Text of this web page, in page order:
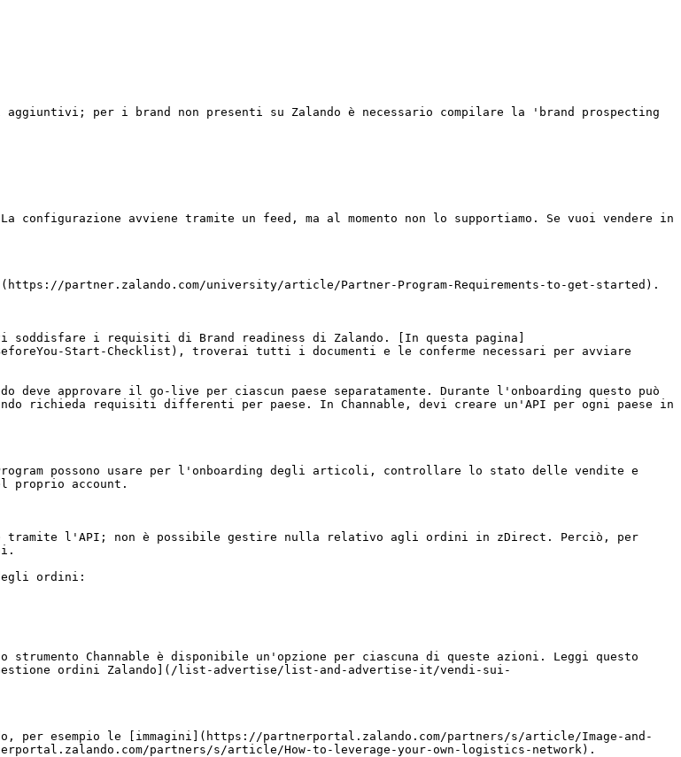
per i brand non presenti su Zalando è necessario compilare la 'brand prospecting
avviene tramite un feed, ma al momento non lo supportiamo. Se vuoi vendere in
partner.zalando.com/university/article/Partner-Program-Requirements-to-get-started).
soddisfare i requisiti di Brand readiness di Zalando. [In questa pagina]
Start-Checklist), troverai tutti i documenti e le conferme necessari per avviare
deve approvare il go-live per ciascun paese separatamente. Durante l'onboarding questo può
richieda requisiti differenti per paese. In Channable, devi creare un'API per ogni paese in
possono usare per l'onboarding degli articoli, controllare lo stato delle vendite e
proprio account.
tramite l'API; non è possibile gestire nulla relativo agli ordini in zDirect. Perciò, per
ordini:
Channable è disponibile un'opzione per ciascuna di queste azioni. Leggi questo
ordini Zalando](/list-advertise/list-and-advertise-it/vendi-sui-
esempio le [immagini](https://partnerportal.zalando.com/partners/s/article/Image-and-
partners/s/article/How-to-leverage-your-own-logistics-network).